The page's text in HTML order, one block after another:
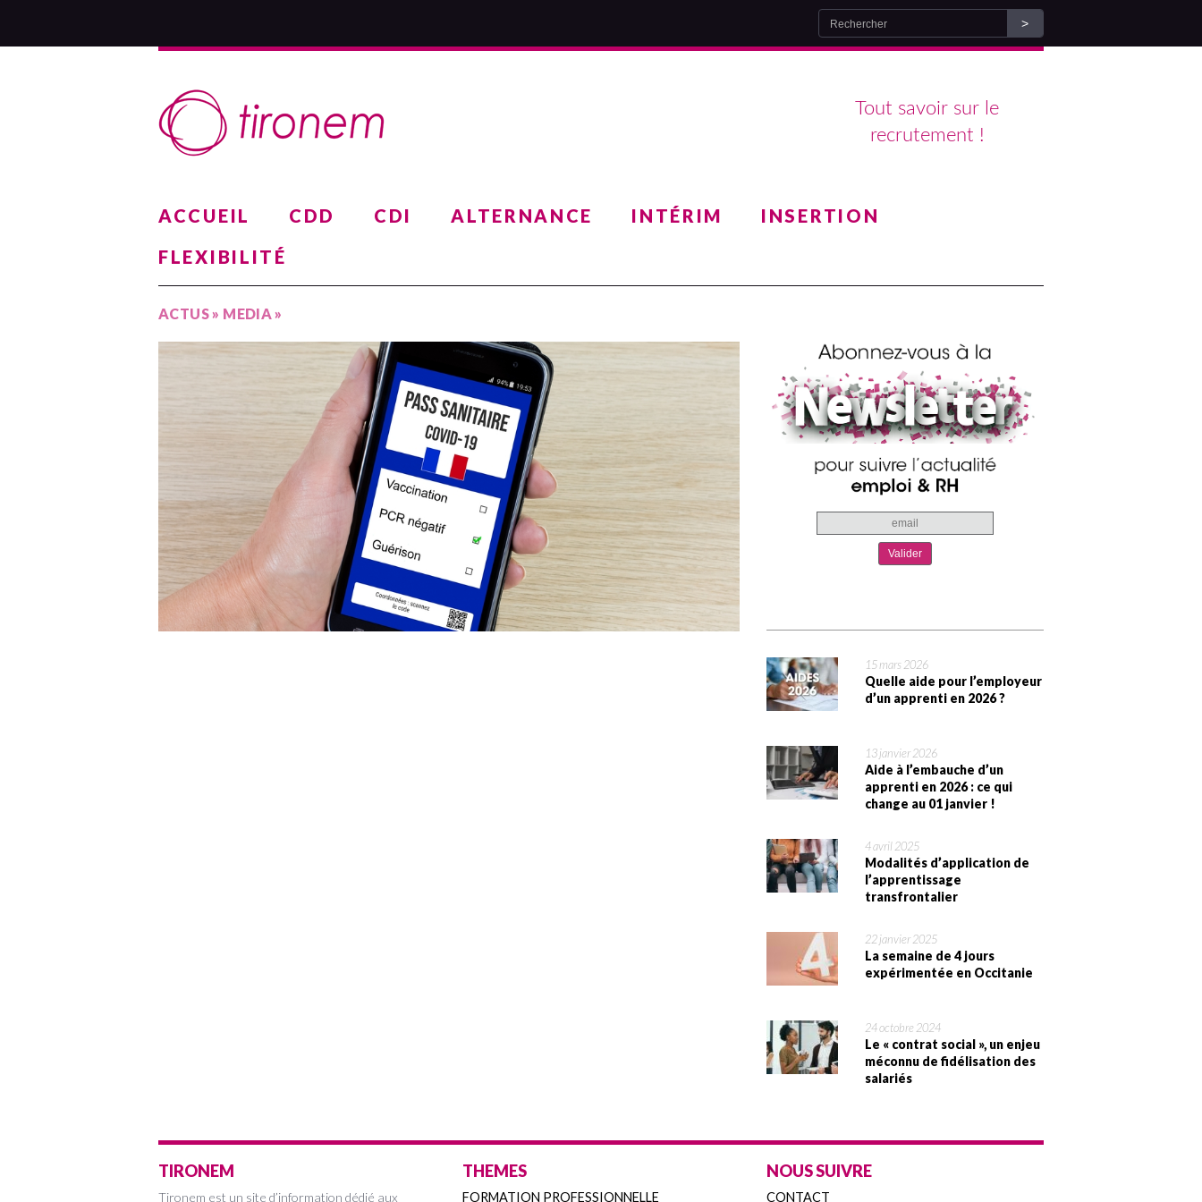
Tout savoir sur le
recrutement !
ACCUEIL CDD CDI ALTERNANCE INTÉRIM
INSERTION
FLEXIBILITÉ
ACTUS» MEDIA»
15 mars 2026
Quelle aide pour l’employeur
d’un apprenti en 2026 ?
13 janvier 2026
Aide à l’embauche d’un
apprenti en 2026 : ce qui
change au 01 janvier !
4 avril 2025
Modalités d’application de
l’apprentissage
transfrontalier
22 janvier 2025
La semaine de 4 jours
expérimentée en Occitanie
24 octobre 2024
Le « contrat social », un enjeu
méconnu de fidélisation des
salariés
TIRONEM
Tironem est un site d’information dédié aux
THEMES
FORMATION PROFESSIONNELLE
NOUS SUIVRE
CONTACT